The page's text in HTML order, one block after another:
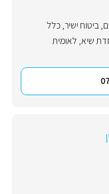
,ביטוח ישיר,כלל
שיא, לאומית